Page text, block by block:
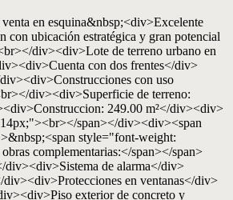
en esquina&nbsp;<div>Excelente
con ubicación estratégica y gran potencial
div><div>Lote de terreno urbano en
con dos frentes</div>
con uso
div><div>Superficie de terreno:
249.00 m²</div><div>
span></div><div><span
style="font-weight:
complementarias:</span></span>
de alarma</div>
en ventanas</div>
exterior de concreto y